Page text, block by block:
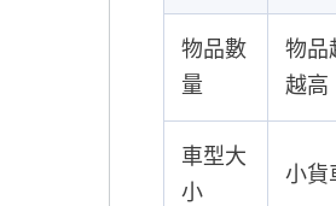
物品數
量
物品
越高
車型大
小
小貨